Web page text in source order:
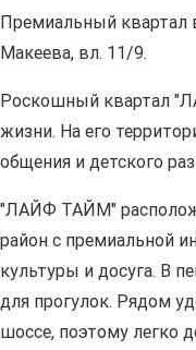
Премиальный квартал
Макеева, вл. 11/9.
Роскошный квартал
жизни. На его
общения и детского
"ЛАЙФ ТАЙМ"
район с премиальной
культуры и досуга. В
для прогулок. Рядом
шоссе, поэтому легко